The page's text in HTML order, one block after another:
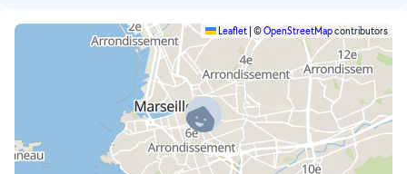
Leaflet ©OpenStreetMapcontributors